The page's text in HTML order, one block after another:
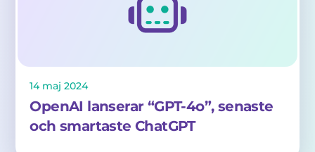
14 maj 2024
OpenAI lanserar “GPT-4o”, senaste
och smartaste ChatGPT